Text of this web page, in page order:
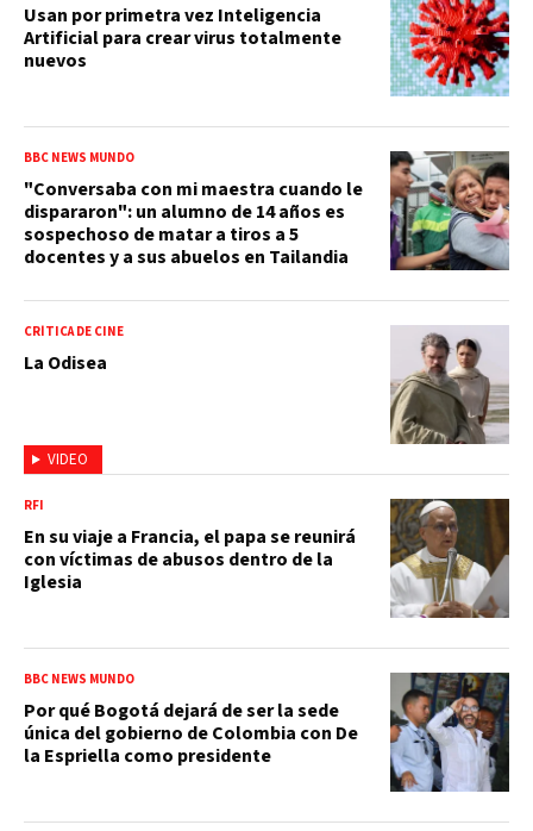
Usan por primetra vez Inteligencia
Artificial para crear virus totalmente
nuevos
BBC NEWS MUNDO
"Conversaba con mi maestra cuando le
dispararon": un alumno de 14 años es
sospechoso de matar a tiros a 5
docentes y a sus abuelos en Tailandia
VIDEO
CRÍTICA DE CINE
La Odisea
RFI
En su viaje a Francia, el papa se reunirá
con víctimas de abusos dentro de la
Iglesia
BBC NEWS MUNDO
Por qué Bogotá dejará de ser la sede
única del gobierno de Colombia con De
la Espriella como presidente